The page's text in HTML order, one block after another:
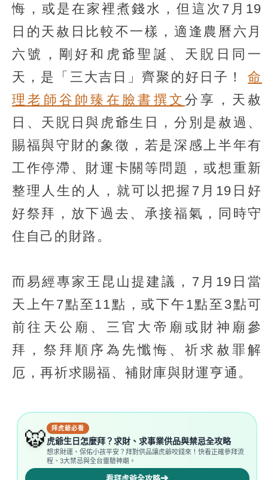
悔，或是在家裡煮錢水，但這次7月19
日的天赦日比較不一樣，適逢農曆六月
六號，剛好和虎爺聖誕、天貺日同一
天，是「三大吉日」齊聚的好日子！命
理老師谷帥臻在臉書撰文分享，天赦
日、天貺日與虎爺生日，分別是赦過、
賜福與守財的象徵，若是深感上半年有
工作停滯、財運卡關等問題，或想重新
整理人生的人，就可以把握7月19日好
好祭拜，放下過去、承接福氣，同時守
住自己的財路。
而易經專家王昆山提建議，7月19日當
天上午7點至11點，或下午1點至3點可
前往天公廟、三官大帝廟或財神廟參
拜，祭拜順序為先懺悔、祈求赦罪解
厄，再祈求賜福、補財庫與財運亨通。